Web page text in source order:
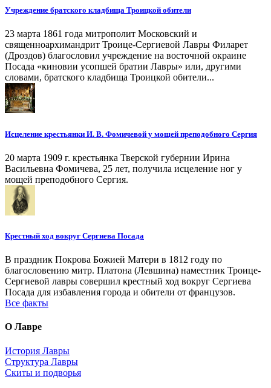
Учреждение братского кладбища Троицкой обители
23 марта 1861 года митрополит Московский и
священноархимандрит Троице-Сергиевой Лавры Филарет
(Дроздов) благословил учреждение на восточной окраине
Посада «киновии усопшей братии Лавры» или, другими
словами, братского кладбища Троицкой обители...
Исцеление крестьянки И. В. Фомичевой у мощей преподобного Сергия
20 марта 1909 г. крестьянка Тверской губернии Ирина
Васильевна Фомичева, 25 лет, получила исцеление ног у
мощей преподобного Сергия.
Крестный ход вокруг Сергиева Посада
В праздник Покрова Божией Матери в 1812 году по
благословению митр. Платона (Левшина) наместник Троице-
Сергиевой лавры совершил крестный ход вокруг Сергиева
Посада для избавления города и обители от французов.
Все факты
О Лавре
История Лавры
Структура Лавры
Скиты и подворья